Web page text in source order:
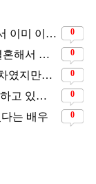
“이혼하자마자 세상 후련” 결혼식장에서 이미 이혼을 직감했었다는 배우 0
PC 통신에서 만난 여인과 3개월 만에 결혼해서 잘 살고 있는 배우 0
자기 매니저에게 고백했다가 연속 3번 차였지만… 결국 결혼에 성공한 배우 0
사실혼 관계지만… 절대로 혼인신고는 하고 있지 않다는 배우 0
는 배우 0